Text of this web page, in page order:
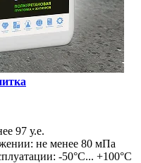
97 у.е.
не менее 80 мПа
-50°С... +100°С